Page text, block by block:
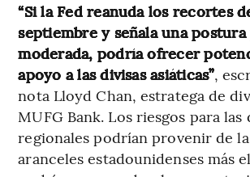
“Si la Fed reanuda los recortes
septiembre y señala una
moderada, podría ofrecer
apoyo a las divisas asiáticas”,
nota Lloyd Chan, estratega de
MUFG Bank. Los riesgos para las
regionales podrían provenir de
aranceles estadounidenses más